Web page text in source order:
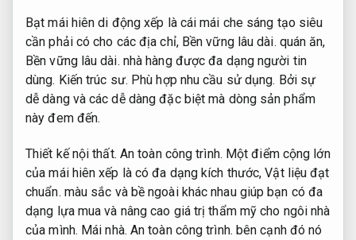
Bạt mái hiên di động xếp là cái mái che sáng tạo siêu
cần phải có cho các địa chỉ, Bền vững lâu dài. quán ăn,
Bền vững lâu dài. nhà hàng được đa dạng người tin
dùng. Kiến trúc sư. Phù hợp nhu cầu sử dụng. Bởi sự
dễ dàng và các dễ dàng đặc biệt mà dòng sản phẩm
này đem đến.
Thiết kế nội thất. An toàn công trình. Một điểm cộng lớn
của mái hiên xếp là có đa dạng kích thước,Vật liệu đạt
chuẩn. màu sắc và bề ngoài khác nhau giúp bạn có đa
dạng lựa mua và nâng cao giá trị thẩm mỹ cho ngôi nhà
của mình. Mái nhà. An toàn công trình. bên cạnh đó nó